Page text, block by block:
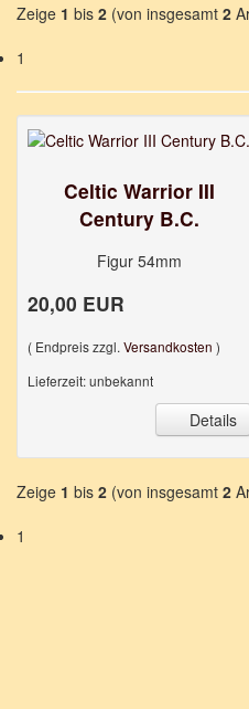
Zeige 1 bis 2 (von insgesamt 2
1
Celtic Warrior III
Century B.C.
Figur 54mm
20,00 EUR
( Endpreis zzgl. Versandkosten )
Lieferzeit: unbekannt
Details
Zeige 1 bis 2 (von insgesamt 2
1